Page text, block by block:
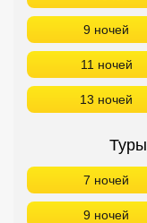
9 ночей
11 ночей
13 ночей
7 ночей
9 ночей